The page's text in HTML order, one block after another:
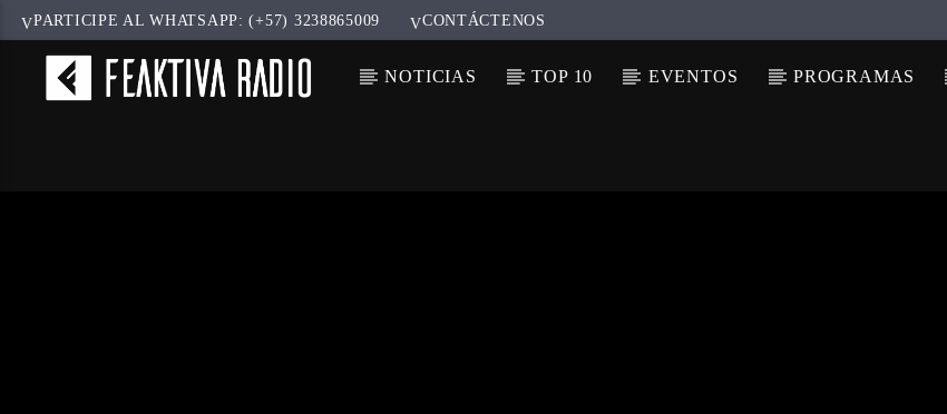
PARTICIPE AL WHATSAPP: (+57) 3238865009 CONTÁCTENOS
NOTICIAS TOP 10 EVENTOS PROGRAMAS